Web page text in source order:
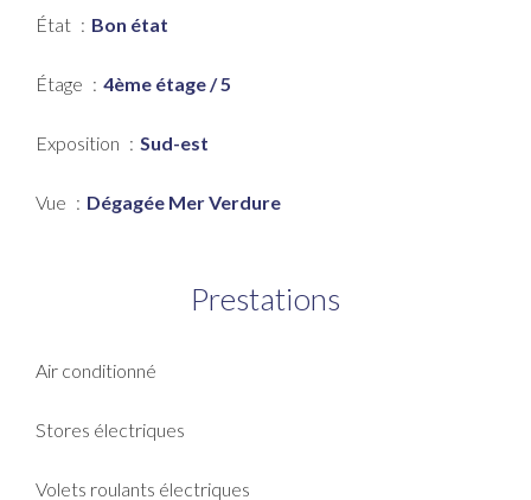
État Bon état
Étage 4ème étage / 5
Exposition Sud-est
Vue Dégagée Mer Verdure
Prestations
Air conditionné
Stores électriques
Volets roulants électriques